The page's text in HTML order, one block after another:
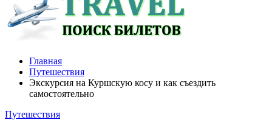
Главная
Путешествия
Экскурсия на Куршскую косу и как съездить
самостоятельно
Путешествия